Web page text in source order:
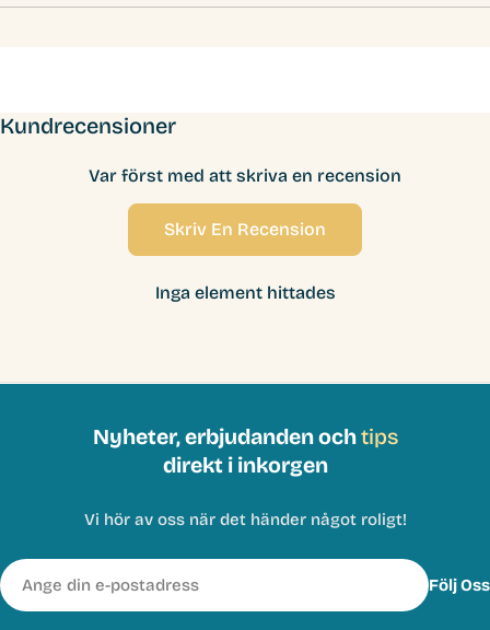
Kundrecensioner
Var först med att skriva en recension
Skriv En Recension
Inga element hittades
Nyheter, erbjudanden ochtips
direkt i inkorgen
Vi hör av oss när det händer något roligt!
E-
post
Följ Oss